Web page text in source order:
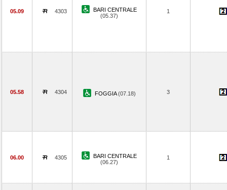
05.09 4303
BARI CENTRALE
(05.37)
1
05.58 4304 FOGGIA(07.18) 3
06.00 4305
BARI CENTRALE
(06.27)
1